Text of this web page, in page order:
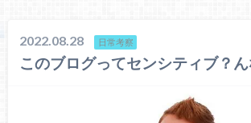
2022.08.28 日常考察
このブログってセンシティブ？ん